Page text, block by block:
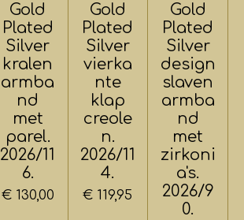
Gold
Plated
Silver
kralen
armba
nd
met
parel.
2026/11
6.
€ 130,00
Gold
Plated
Silver
vierka
nte
klap
creole
n.
2026/11
4.
€ 119,95
Gold
Plated
Silver
design
slaven
armba
nd
met
zirkoni
a's.
2026/9
0.